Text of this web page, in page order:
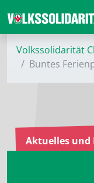
Volkssolidarität
Buntes
Aktuelles und